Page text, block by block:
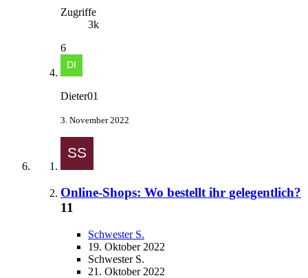
Zugriffe
3k
6
Dieter01
3. November 2022
Online-Shops: Wo bestellt ihr gelegentlich?
11
Schwester S.
19. Oktober 2022
Schwester S.
21. Oktober 2022